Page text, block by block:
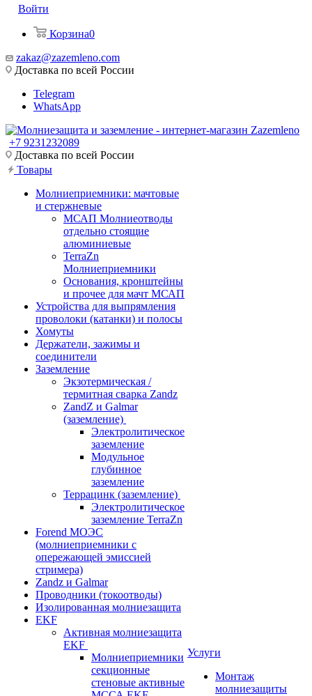
Войти
Корзина0
zakaz@zazemleno.com
Доставка по всей России
Telegram
WhatsApp
+7 9231232089
Доставка по всей России
Товары
Молниеприемники: мачтовые
и стержневые
МСАП Молниеотводы
отдельно стоящие
алюминиевые
TerraZn
Молниеприемники
Основания, кронштейны
и прочее для мачт МСАП
Устройства для выпрямления
проволоки (катанки) и полосы
Хомуты
Держатели, зажимы и
соединители
Заземление
Экзотермическая /
термитная сварка Zandz
ZandZ и Galmar
(заземление)
Электролитическое
заземление
Модульное
глубинное
заземление
Террацинк (заземление)
Электролитическое
заземление TerraZn
Forend МОЭС
(молниеприемники с
опережающей эмиссией
стримера)
Zandz и Galmar
Проводники (токоотводы)
Изолированная молниезащита
EKF
Активная молниезащита
EKF
Молниеприемники
секционные
стеновые активные
Услуги
Монтаж
молниезащиты